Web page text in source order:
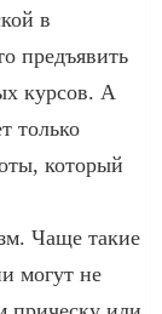
в
предъявить
курсов. А
только
который
Чаще такие
могут не